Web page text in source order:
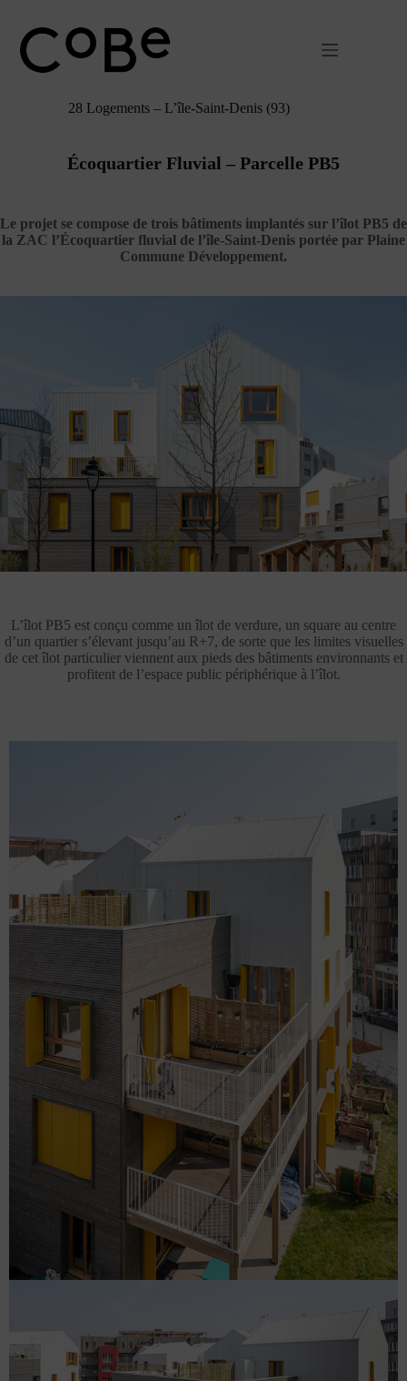
contenu
28 Logements – L’île-Saint-Denis (93)
Écoquartier Fluvial – Parcelle PB5
Le projet se compose de trois bâtiments implantés sur l’îlot PB5 de
la ZAC l’Écoquartier fluvial de l’île-Saint-Denis portée par Plaine
Commune Développement.
L’îlot PB5 est conçu comme un îlot de verdure, un square au centre
d’un quartier s’élevant jusqu’au R+7, de sorte que les limites visuelles
de cet îlot particulier viennent aux pieds des bâtiments environnants et
profitent de l’espace public périphérique à l’îlot.